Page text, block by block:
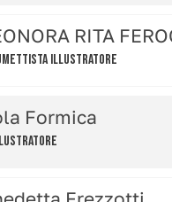
RITA
Illustratore
Formica